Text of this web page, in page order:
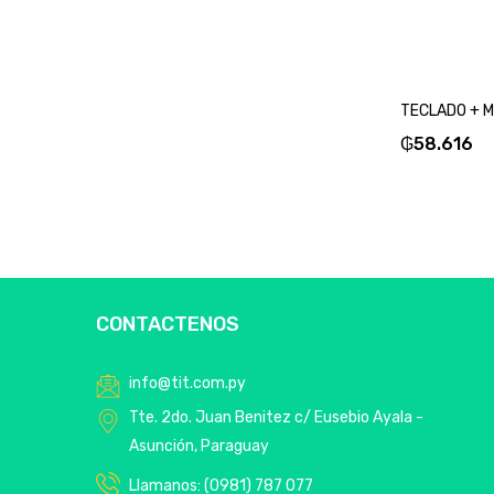
₲58.616
CONTACTENOS
info@tit.com.py
Tte. 2do. Juan Benitez c/ Eusebio Ayala -
Asunción, Paraguay
Llamanos: (0981) 787 077